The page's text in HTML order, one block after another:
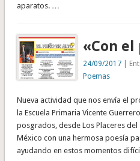
aparatos. …
«Con
24/09/2017 |
Poemas
Nueva actividad que nos envía el
la Escuela Primaria Vicente
posgrados, desde Los Placeres
México con una hermosa poesía
ayudando en estos momentos